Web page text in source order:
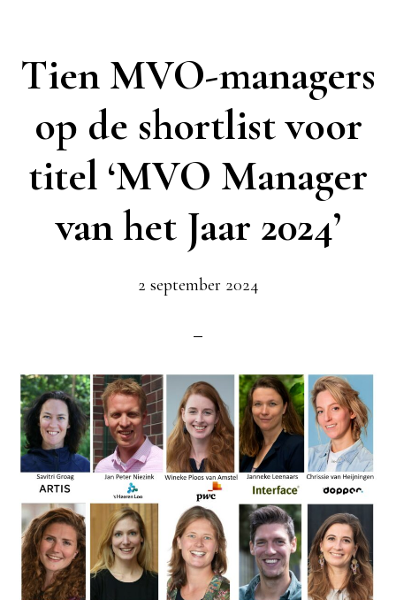
Tien MVO-managers
op de shortlist voor
titel ‘MVO Manager
van het Jaar 2024’
2 september 2024